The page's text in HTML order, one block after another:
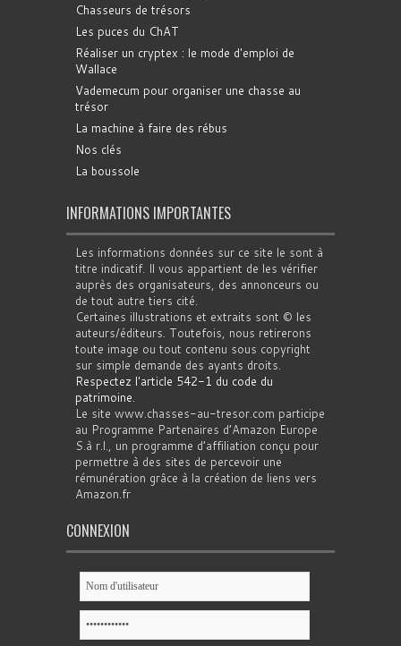
Chasseurs de trésors
Les puces du ChAT
Réaliser un cryptex : le mode d'emploi de
Wallace
Vademecum pour organiser une chasse au
trésor
La machine à faire des rébus
Nos clés
La boussole
INFORMATIONS IMPORTANTES
Les informations données sur ce site le sont à
titre indicatif. Il vous appartient de les vérifier
auprès des organisateurs, des annonceurs ou
de tout autre tiers cité.
Certaines illustrations et extraits sont © les
auteurs/éditeurs. Toutefois, nous retirerons
toute image ou tout contenu sous copyright
sur simple demande des ayants droits.
Respectez l'article 542-1 du code du
patrimoine.
Le site www.chasses-au-tresor.com participe
au Programme Partenaires d’Amazon Europe
S.à r.l., un programme d’affiliation conçu pour
permettre à des sites de percevoir une
rémunération grâce à la création de liens vers
Amazon.fr
CONNEXION